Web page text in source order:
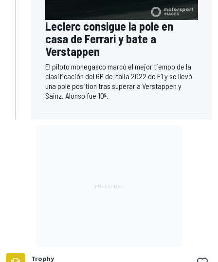
Leclerc consigue la pole en
casa de Ferrari y bate a
Verstappen
El piloto monegasco marcó el mejor tiempo de la
clasificación del GP de Italia 2022 de F1 y se llevó
una pole position tras superar a Verstappen y
Sainz. Alonso fue 10º.
Trophy